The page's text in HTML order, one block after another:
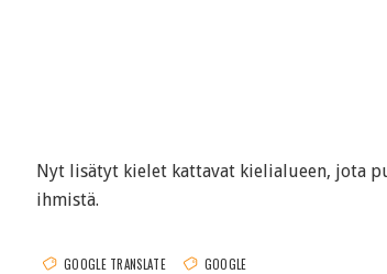
Nyt lisätyt kielet kattavat kielialueen, jota
ihmistä.
GOOGLE TRANSLATE GOOGLE